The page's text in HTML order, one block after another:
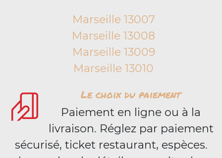
Marseille 13007
Marseille 13008
Marseille 13009
Marseille 13010
Le choix du paiement
Paiement en ligne ou à la
livraison. Réglez par paiement
sécurisé, ticket restaurant, espèces.